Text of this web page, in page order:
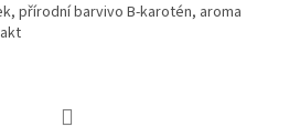
přírodní barvivo B-karotén, aroma